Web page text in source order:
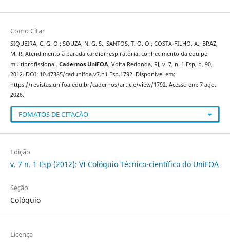
Como Citar
SIQUEIRA, C. G. O.; SOUZA, N. G. S.; SANTOS, T. O. O.; COSTA-FILHO, A.; BRAZ,
M. R. Atendimento à parada cardiorrespiratória: conhecimento da equipe
multiprofissional. Cadernos UniFOA, Volta Redonda, RJ, v. 7, n. 1 Esp, p. 90,
2012. DOI: 10.47385/cadunifoa.v7.n1 Esp.1792. Disponível em:
https://revistas.unifoa.edu.br/cadernos/article/view/1792. Acesso em: 7 ago.
2026.
FOMATOS DE CITAÇÃO
Edição
v. 7 n. 1 Esp (2012): VI Colóquio Técnico-científico do UniFOA
Seção
Colóquio
Licença